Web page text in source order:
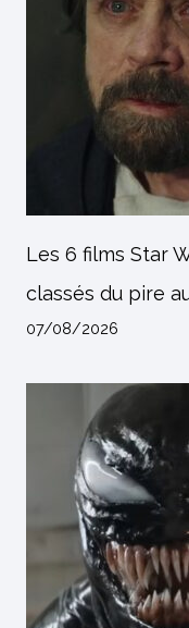
Les 6 films Star
classés du pire
07/08/2026